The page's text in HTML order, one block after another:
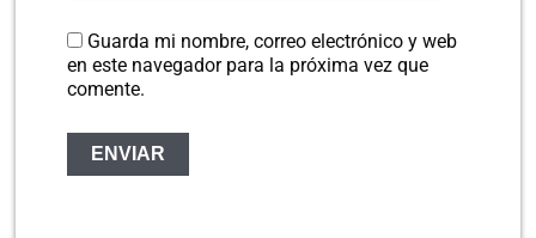
Guarda mi nombre, correo electrónico y web
en este navegador para la próxima vez que
comente.